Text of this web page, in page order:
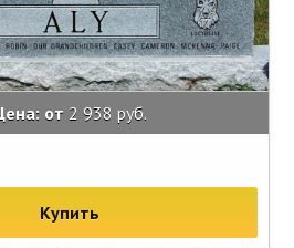
от 2 938 руб.
Купить